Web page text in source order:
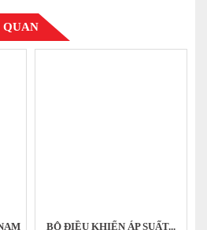
QUAN
BỘ ĐIỀU KHIỂN ÁP SUẤT...